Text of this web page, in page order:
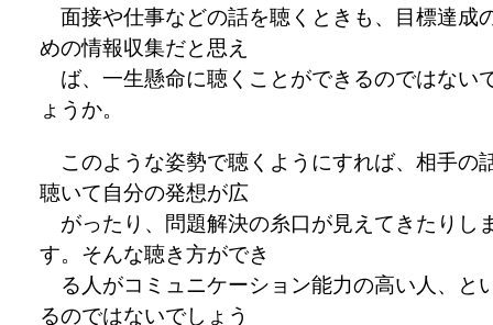
面接や仕事などの話を聴くときも、目標達成
めの情報収集だと思え
ば、一生懸命に聴くことができるのではない
ょうか。
このような姿勢で聴くようにすれば、相手の
聴いて自分の発想が広
がったり、問題解決の糸口が見えてきたりし
す。そんな聴き方ができ
る人がコミュニケーション能力の高い人、と
るのではないでしょう